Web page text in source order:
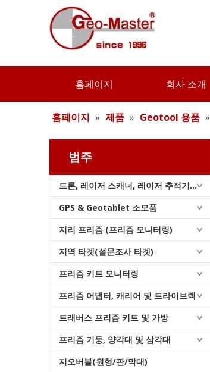
홈페이지 회사 소개
홈페이지 » 제품 » Geotool 용품 »
범주
드론, 레이저 스캐너, 레이저 추적기 및 슬램
GPS & Geotablet 소모품
지리 프리즘 (프리즘 모니터링)
지역 타겟(설문조사 타겟)
프리즘 키트 모니터링
프리즘 어댑터, 캐리어 및 트라이브랙
트래버스 프리즘 키트 및 가방
프리즘 기둥, 양각대 및 삼각대
지오버블(원형/판/막대)